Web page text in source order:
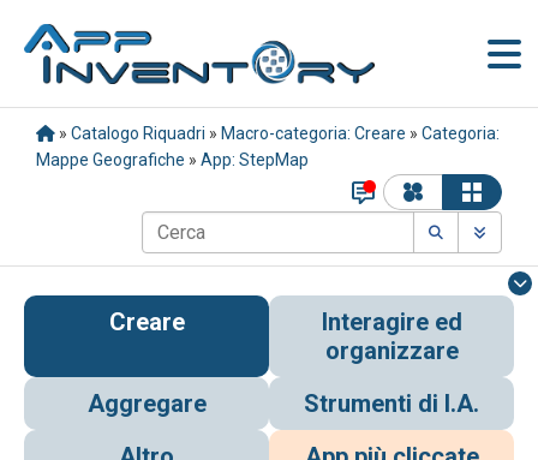
» Catalogo Riquadri » Macro-categoria: Creare » Categoria:
Mappe Geografiche » App: StepMap
Creare
Interagire ed
organizzare
Aggregare
Strumenti di I.A.